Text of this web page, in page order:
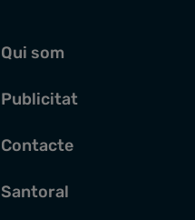
Qui som
Publicitat
Contacte
Santoral